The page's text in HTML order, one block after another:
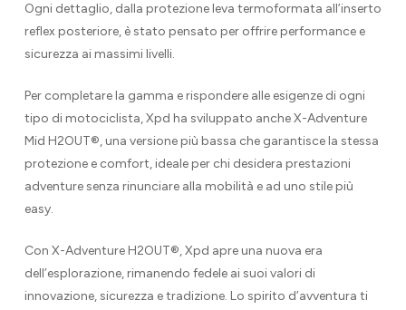
Ogni dettaglio, dalla protezione leva termoformata all’inserto
reflex posteriore, è stato pensato per offrire performance e
sicurezza ai massimi livelli.
Per completare la gamma e rispondere alle esigenze di ogni
tipo di motociclista, Xpd ha sviluppato anche X-Adventure
Mid H2OUT®, una versione più bassa che garantisce la stessa
protezione e comfort, ideale per chi desidera prestazioni
adventure senza rinunciare alla mobilità e ad uno stile più
easy.
Con X-Adventure H2OUT®, Xpd apre una nuova era
dell’esplorazione, rimanendo fedele ai suoi valori di
innovazione, sicurezza e tradizione. Lo spirito d’avventura ti